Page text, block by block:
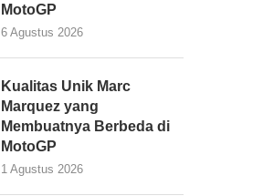
MotoGP
6 Agustus 2026
Kualitas Unik Marc
Marquez yang
Membuatnya Berbeda di
MotoGP
1 Agustus 2026